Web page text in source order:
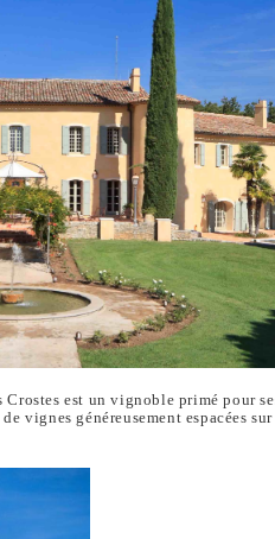
est un vignoble primé pour
vignes généreusement espacées